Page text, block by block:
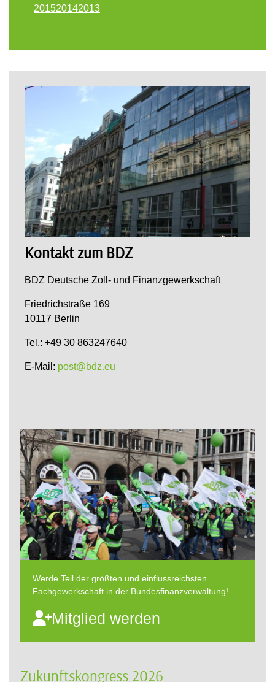
201520142013
Kontakt zum BDZ
BDZ Deutsche Zoll- und Finanzgewerkschaft
Friedrichstraße 169
10117 Berlin
Tel.: +49 30 863247640
E-Mail: post@bdz.eu
Werde Teil der größten und einflussreichsten
Fachgewerkschaft in der Bundesfinanzverwaltung!
Mitglied werden
Zukunftskongress 2026